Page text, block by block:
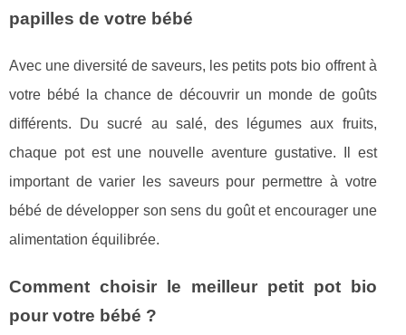
papilles de votre bébé
Avec une diversité de saveurs, les petits pots bio offrent à
votre bébé la chance de découvrir un monde de goûts
différents. Du sucré au salé, des légumes aux fruits,
chaque pot est une nouvelle aventure gustative. Il est
important de varier les saveurs pour permettre à votre
bébé de développer son sens du goût et encourager une
alimentation équilibrée.
Comment choisir le meilleur petit pot bio
pour votre bébé ?